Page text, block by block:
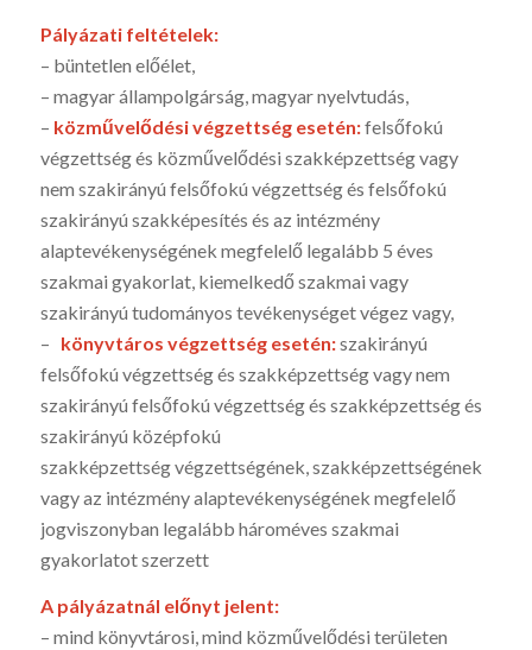
Pályázati feltételek:
– büntetlen előélet,
– magyar állampolgárság, magyar nyelvtudás,
– közművelődési végzettség esetén:felsőfokú
végzettség és közművelődési szakképzettség vagy
nem szakirányú felsőfokú végzettség és felsőfokú
szakirányú szakképesítés és az intézmény
alaptevékenységének megfelelő legalább 5 éves
szakmai gyakorlat, kiemelkedő szakmai vagy
szakirányú tudományos tevékenységet végez vagy,
– könyvtáros végzettség esetén:szakirányú
felsőfokú végzettség és szakképzettség vagy nem
szakirányú felsőfokú végzettség és szakképzettség és
szakirányú középfokú
szakképzettség végzettségének, szakképzettségének
vagy az intézmény alaptevékenységének megfelelő
jogviszonyban legalább hároméves szakmai
gyakorlatot szerzett
A pályázatnál előnyt jelent:
– mind könyvtárosi, mind közművelődési területen